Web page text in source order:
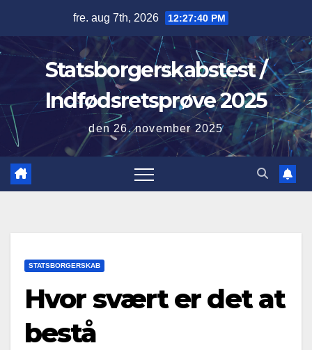
content
fre. aug 7th, 2026 12:27:41 PM
Statsborgerskabstest /
Indfødsretsprøve 2025
den 26. november 2025
STATSBORGERSKAB
Hvor svært er det at
bestå